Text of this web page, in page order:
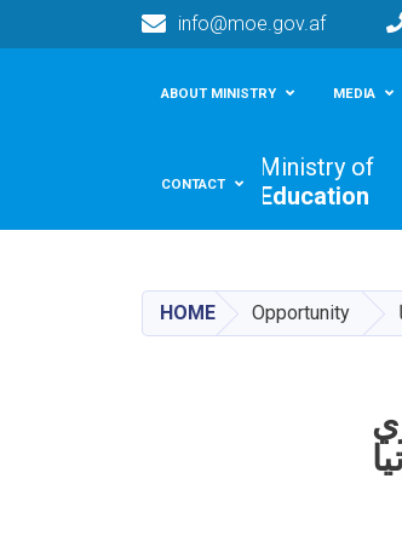
info@moe.gov.af
Ministry of
Education
ABOUT MINISTRY MEDIA
CONTACT
HOME Opportunity
حوزو د ۱۰۶۰ اداري